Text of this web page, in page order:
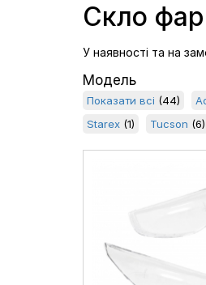
Скло
У наявності та на
Модель
Показати всі (44)
Starex (1) Tucson (6)